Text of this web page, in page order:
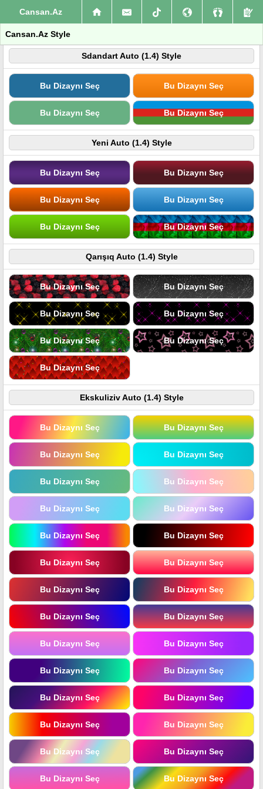
Cansan.Az
Cansan.Az Style
Sdandart Auto (1.4) Style
Bu Dizaynı Seç Bu Dizaynı Seç
Bu Dizaynı Seç Bu Dizaynı Seç
Yeni Auto (1.4) Style
Bu Dizaynı Seç Bu Dizaynı Seç
Bu Dizaynı Seç Bu Dizaynı Seç
Bu Dizaynı Seç Bu Dizaynı Seç
Qarışıq Auto (1.4) Style
Bu Dizaynı Seç Bu Dizaynı Seç
Bu Dizaynı Seç Bu Dizaynı Seç
Bu Dizaynı Seç Bu Dizaynı Seç
Bu Dizaynı Seç
Ekskuliziv Auto (1.4) Style
Bu Dizaynı Seç Bu Dizaynı Seç
Bu Dizaynı Seç Bu Dizaynı Seç
Bu Dizaynı Seç Bu Dizaynı Seç
Bu Dizaynı Seç Bu Dizaynı Seç
Bu Dizaynı Seç Bu Dizaynı Seç
Bu Dizaynı Seç Bu Dizaynı Seç
Bu Dizaynı Seç Bu Dizaynı Seç
Bu Dizaynı Seç Bu Dizaynı Seç
Bu Dizaynı Seç Bu Dizaynı Seç
Bu Dizaynı Seç Bu Dizaynı Seç
Bu Dizaynı Seç Bu Dizaynı Seç
Bu Dizaynı Seç Bu Dizaynı Seç
Bu Dizaynı Seç Bu Dizaynı Seç
Bu Dizaynı Seç Bu Dizaynı Seç